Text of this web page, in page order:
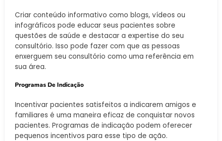
Criar conteúdo informativo como blogs, vídeos ou
infográficos pode educar seus pacientes sobre
questões de saúde e destacar a expertise do seu
consultório. Isso pode fazer com que as pessoas
enxerguem seu consultório como uma referência em
sua área.
Programas De Indicação
Incentivar pacientes satisfeitos a indicarem amigos e
familiares é uma maneira eficaz de conquistar novos
pacientes. Programas de indicação podem oferecer
pequenos incentivos para esse tipo de ação.